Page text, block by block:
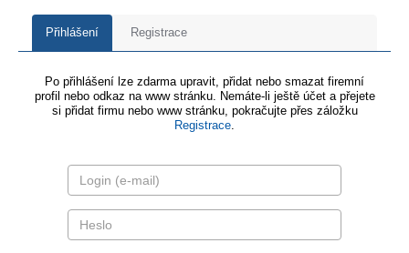
Přihlášení Registrace
Po přihlášení lze zdarma upravit, přidat nebo smazat firemní
profil nebo odkaz na www stránku. Nemáte-li ještě účet a přejete
si přidat firmu nebo www stránku, pokračujte přes záložku
Registrace.